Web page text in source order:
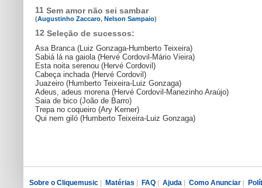
11 Sem amor não sei sambar
(Augustinho Zaccaro, Nelson Sampaio)
12 Seleção de sucessos:
Asa Branca (Luiz Gonzaga-Humberto Teixeira)
Sabiá lá na gaiola (Hervé Cordovil-Mário Vieira)
Esta noita serenou (Hervé Cordovil)
Cabeça inchada (Hervé Cordovil)
Juazeiro (Humberto Teixeira-Luiz Gonzaga)
Adeus, adeus morena (Hervé Cordovil-Manezinho Araújo)
Saia de bico (João de Barro)
Trepa no coqueiro (Ary Kerner)
Qui nem giló (Humberto Teixeira-Luiz Gonzaga)
Sobre o Cliquemusic Matérias FAQ Ajuda Como Anunciar